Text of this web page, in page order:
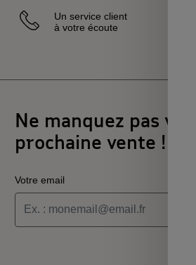
Un service client
à votre écoute
Ne manquez pas
prochaine vente !
Votre email